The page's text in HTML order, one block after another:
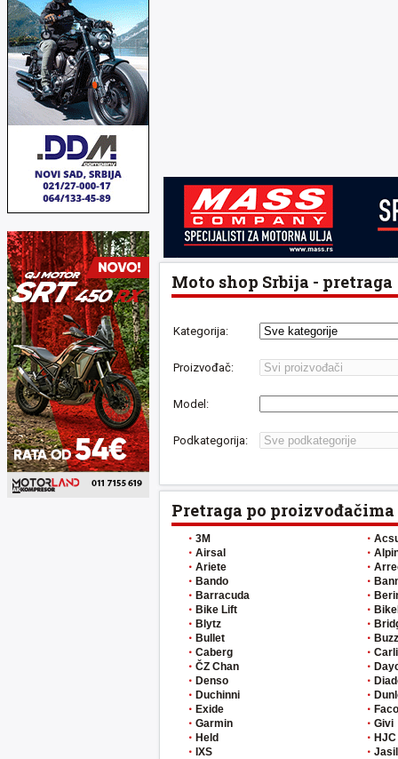
Moto shop Srbija - pretraga
Kategorija:
Proizvođač:
Model:
Podkategorija:
Pretraga po proizvođačima
3M
Airsal
Ariete
Bando
Barracuda
Bike Lift
Blytz
Bullet
Caberg
ČZ Chan
Denso
Duchinni
Exide
Garmin
Held
IXS
Faco
Givi
HJC